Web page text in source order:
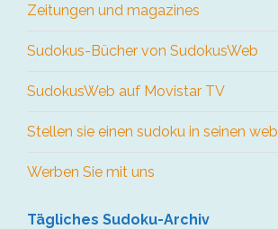
Zeitungen und magazines
Sudokus-Bücher von SudokusWeb
SudokusWeb auf Movistar TV
Stellen sie einen sudoku in seinen web
Werben Sie mit uns
Tägliches Sudoku-Archiv